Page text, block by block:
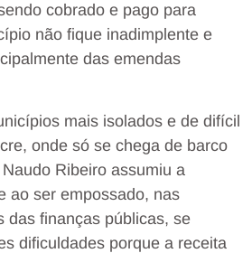
cobrado e pago para
não fique inadimplente e
das emendas
mais isolados e de difícil
onde só se chega de barco
Ribeiro assumiu a
ao ser empossado, nas
das finanças públicas, se
dificuldades porque a receita